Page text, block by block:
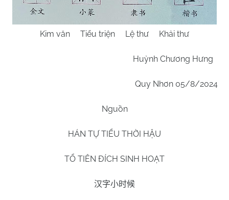
Kim văn Tiểu triện Lệ thư Khải thư
Huỳnh Chương Hưng
Quy Nhơn 05/8/2024
Nguồn
HÁN TỰ TIỂU THỜI HẬU
TỔ TIÊN ĐÍCH SINH HOẠT
汉字小时候